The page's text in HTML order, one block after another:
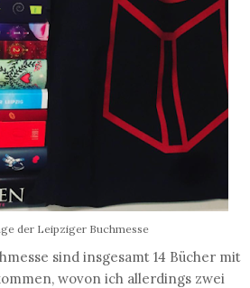
der Leipziger Buchmesse
sind insgesamt 14 Bücher mit
wovon ich allerdings zwei